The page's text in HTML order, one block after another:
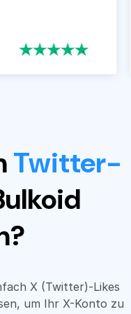
Twitter-
X (Twitter)-Likes
um Ihr X-Konto zu